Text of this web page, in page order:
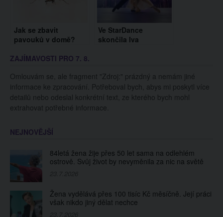
Jak se zbavit
pavouků v domě?
Ve StarDance
skončila Iva
ZAJÍMAVOSTI PRO 7. 8.
Omlouvám se, ale fragment "Zdroj:" prázdný a nemám jiné
informace ke zpracování. Potřeboval bych, abys mi poskytl více
detailů nebo odeslal konkrétní text, ze kterého bych mohl
extrahovat potřebné informace.
NEJNOVĚJŠÍ
84letá žena žije přes 50 let sama na odlehlém
ostrově. Svůj život by nevyměnila za nic na světě
Žena vydělává přes 100 tisíc Kč měsíčně. Její práci
však nikdo jiný dělat nechce